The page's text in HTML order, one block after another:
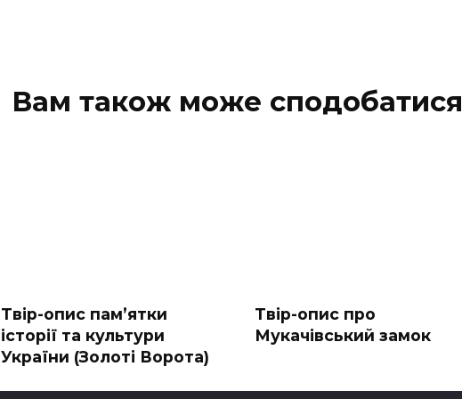
Вам також може сподобатися
Твір-опис пам’ятки
історії та культури
України (Золоті Ворота)
Твір-опис про
Мукачівський замок